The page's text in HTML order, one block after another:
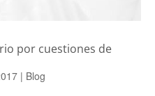
por cuestiones de
| Blog